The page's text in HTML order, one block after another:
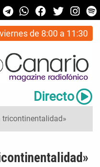
de 8:00 a 11:30
Directo
tricontinentalidad»